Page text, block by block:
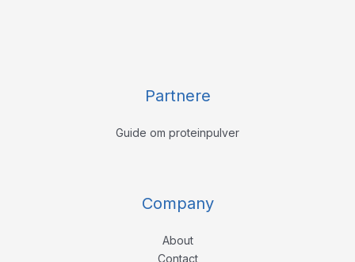
Partnere
Guide om proteinpulver
Company
About
Contact